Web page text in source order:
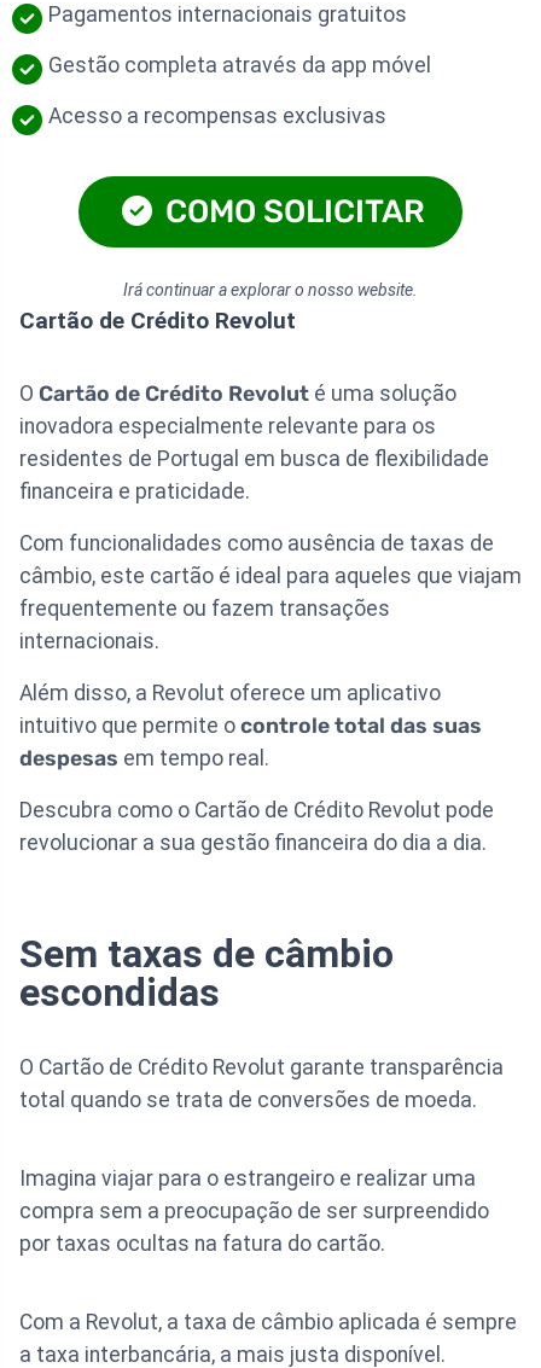
Pagamentos internacionais gratuitos
Gestão completa através da app móvel
Acesso a recompensas exclusivas
COMO SOLICITAR
Irá continuar a explorar o nosso website.
Cartão de Crédito Revolut
O Cartão de Crédito Revolut é uma solução
inovadora especialmente relevante para os
residentes de Portugal em busca de flexibilidade
financeira e praticidade.
Com funcionalidades como ausência de taxas de
câmbio, este cartão é ideal para aqueles que viajam
frequentemente ou fazem transações
internacionais.
Além disso, a Revolut oferece um aplicativo
intuitivo que permite o controle total das suas
despesas em tempo real.
Descubra como o Cartão de Crédito Revolut pode
revolucionar a sua gestão financeira do dia a dia.
Sem taxas de câmbio
escondidas
O Cartão de Crédito Revolut garante transparência
total quando se trata de conversões de moeda.
Imagina viajar para o estrangeiro e realizar uma
compra sem a preocupação de ser surpreendido
por taxas ocultas na fatura do cartão.
Com a Revolut, a taxa de câmbio aplicada é sempre
a taxa interbancária, a mais justa disponível.